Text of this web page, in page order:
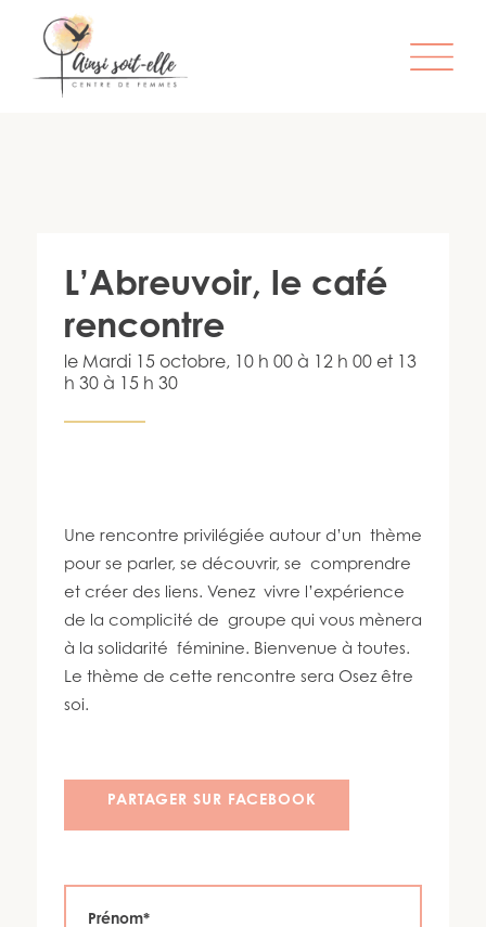
ÊTRE MEMBRE
S’IMPLIQUER
INFO-LETTRE
L’Abreuvoir, le café
rencontre
le Mardi 15 octobre, 10 h 00 à 12 h 00 et 13
h 30 à 15 h 30
Une rencontre privilégiée autour d’un thème
pour se parler, se découvrir, se comprendre
et créer des liens. Venez vivre l’expérience
de la complicité de groupe qui vous mènera
à la solidarité féminine. Bienvenue à toutes.
Le thème de cette rencontre sera Osez être
soi.
PARTAGER SUR FACEBOOK